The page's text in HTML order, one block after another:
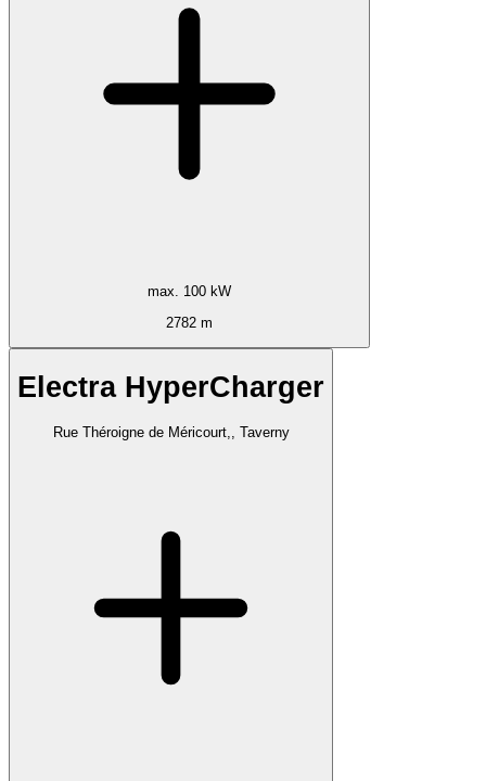
max. 100 kW
2782 m
Electra HyperCharger
Rue Théroigne de Méricourt,, Taverny